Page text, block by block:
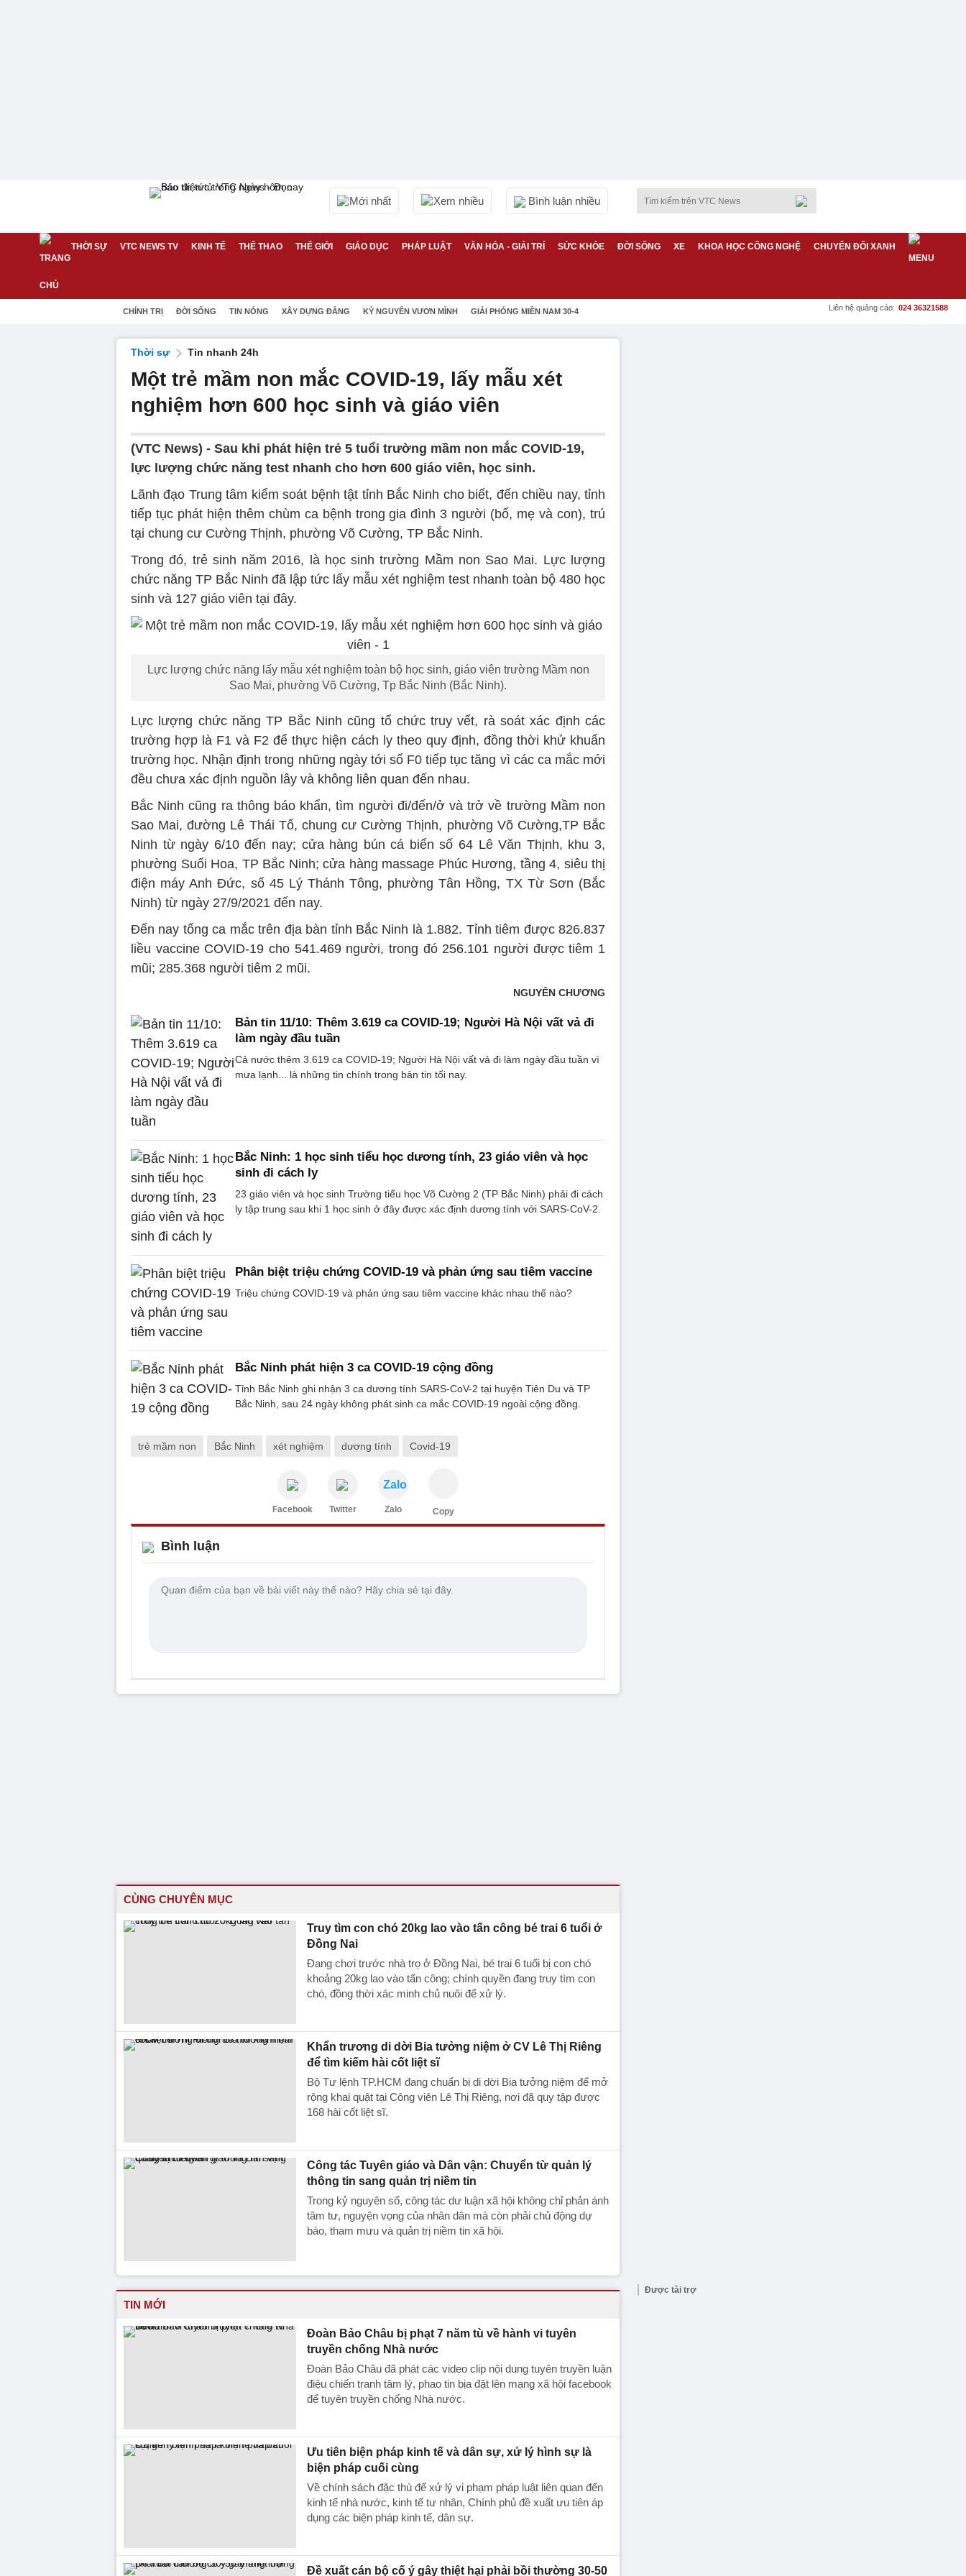
Mới nhất Xem nhiều Bình luận nhiều
THỜI SỰ VTC NEWS TV KINH TẾ THỂ THAO THẾ GIỚI GIÁO DỤC PHÁP LUẬT VĂN HÓA - GIẢI TRÍ SỨC KHỎE ĐỜI SỐNG XE KHOA HỌC CÔNG NGHỆ CHUYỂN ĐỔI XANH
CHÍNH TRỊ ĐỜI SỐNG TIN NÓNG XÂY DỰNG ĐẢNG KỶ NGUYÊN VƯƠN MÌNH GIẢI PHÓNG MIỀN NAM 30-4 Liên hệ quảng cáo: 024 36321588
Thời sự Tin nhanh 24h
Một trẻ mầm non mắc COVID-19, lấy mẫu xét
nghiệm hơn 600 học sinh và giáo viên
(VTC News) - Sau khi phát hiện trẻ 5 tuổi trường mầm non mắc COVID-19,
lực lượng chức năng test nhanh cho hơn 600 giáo viên, học sinh.
Lãnh đạo Trung tâm kiểm soát bệnh tật tỉnh Bắc Ninh cho biết, đến chiều nay, tỉnh
tiếp tục phát hiện thêm chùm ca bệnh trong gia đình 3 người (bố, mẹ và con), trú
tại chung cư Cường Thịnh, phường Võ Cường, TP Bắc Ninh.
Trong đó, trẻ sinh năm 2016, là học sinh trường Mầm non Sao Mai. Lực lượng
chức năng TP Bắc Ninh đã lập tức lấy mẫu xét nghiệm test nhanh toàn bộ 480 học
sinh và 127 giáo viên tại đây.
Lực lượng chức năng lấy mẫu xét nghiệm toàn bộ học sinh, giáo viên trường Mầm non
Sao Mai, phường Võ Cường, Tp Bắc Ninh (Bắc Ninh).
Lực lượng chức năng TP Bắc Ninh cũng tổ chức truy vết, rà soát xác định các
trường hợp là F1 và F2 để thực hiện cách ly theo quy định, đồng thời khử khuẩn
trường học. Nhận định trong những ngày tới số F0 tiếp tục tăng vì các ca mắc mới
đều chưa xác định nguồn lây và không liên quan đến nhau.
Bắc Ninh cũng ra thông báo khẩn, tìm người đi/đến/ở và trở về trường Mầm non
Sao Mai, đường Lê Thái Tổ, chung cư Cường Thịnh, phường Võ Cường,TP Bắc
Ninh từ ngày 6/10 đến nay; cửa hàng bún cá biển số 64 Lê Văn Thịnh, khu 3,
phường Suối Hoa, TP Bắc Ninh; cửa hàng massage Phúc Hương, tầng 4, siêu thị
điện máy Anh Đức, số 45 Lý Thánh Tông, phường Tân Hồng, TX Từ Sơn (Bắc
Ninh) từ ngày 27/9/2021 đến nay.
Đến nay tổng ca mắc trên địa bàn tỉnh Bắc Ninh là 1.882. Tỉnh tiêm được 826.837
liều vaccine COVID-19 cho 541.469 người, trong đó 256.101 người được tiêm 1
mũi; 285.368 người tiêm 2 mũi.
NGUYÊN CHƯƠNG
Bản tin 11/10: Thêm 3.619 ca COVID-19; Người Hà Nội vất vả đi
làm ngày đầu tuần
Cả nước thêm 3.619 ca COVID-19; Người Hà Nội vất vả đi làm ngày đầu tuần vì
mưa lạnh... là những tin chính trong bản tin tối nay.
Bắc Ninh: 1 học sinh tiểu học dương tính, 23 giáo viên và học
sinh đi cách ly
23 giáo viên và học sinh Trường tiểu học Võ Cường 2 (TP Bắc Ninh) phải đi cách
ly tập trung sau khi 1 học sinh ở đây được xác định dương tính với SARS-CoV-2.
Phân biệt triệu chứng COVID-19 và phản ứng sau tiêm vaccine
Triệu chứng COVID-19 và phản ứng sau tiêm vaccine khác nhau thế nào?
Bắc Ninh phát hiện 3 ca COVID-19 cộng đồng
Tỉnh Bắc Ninh ghi nhận 3 ca dương tính SARS-CoV-2 tại huyện Tiên Du và TP
Bắc Ninh, sau 24 ngày không phát sinh ca mắc COVID-19 ngoài cộng đồng.
trẻ mầm non Bắc Ninh xét nghiệm dương tính Covid-19
Facebook Twitter
Zalo
Zalo Copy
Bình luận
CÙNG CHUYÊN MỤC
Truy tìm con chó 20kg lao vào tấn công bé trai 6 tuổi ở
Đồng Nai
Đang chơi trước nhà trọ ở Đồng Nai, bé trai 6 tuổi bị con chó
khoảng 20kg lao vào tấn công; chính quyền đang truy tìm con
chó, đồng thời xác minh chủ nuôi để xử lý.
Khẩn trương di dời Bia tưởng niệm ở CV Lê Thị Riêng
để tìm kiếm hài cốt liệt sĩ
Bộ Tư lệnh TP.HCM đang chuẩn bị di dời Bia tưởng niệm để mở
rộng khai quật tại Công viên Lê Thị Riêng, nơi đã quy tập được
168 hài cốt liệt sĩ.
Công tác Tuyên giáo và Dân vận: Chuyển từ quản lý
thông tin sang quản trị niềm tin
Trong kỷ nguyên số, công tác dư luận xã hội không chỉ phản ánh
tâm tư, nguyện vọng của nhân dân mà còn phải chủ động dự
báo, tham mưu và quản trị niềm tin xã hội.
TIN MỚI
Đoàn Bảo Châu bị phạt 7 năm tù về hành vi tuyên
truyền chống Nhà nước
Đoàn Bảo Châu đã phát các video clip nội dung tuyên truyền luận
điệu chiến tranh tâm lý, phao tin bịa đặt lên mạng xã hội facebook
để tuyên truyền chống Nhà nước.
Ưu tiên biện pháp kinh tế và dân sự, xử lý hình sự là
biện pháp cuối cùng
Về chính sách đặc thù để xử lý vi phạm pháp luật liên quan đến
kinh tế nhà nước, kinh tế tư nhân, Chính phủ đề xuất ưu tiên áp
dụng các biện pháp kinh tế, dân sự.
Đề xuất cán bộ cố ý gây thiệt hại phải bồi thường 30-50
Được tài trợ